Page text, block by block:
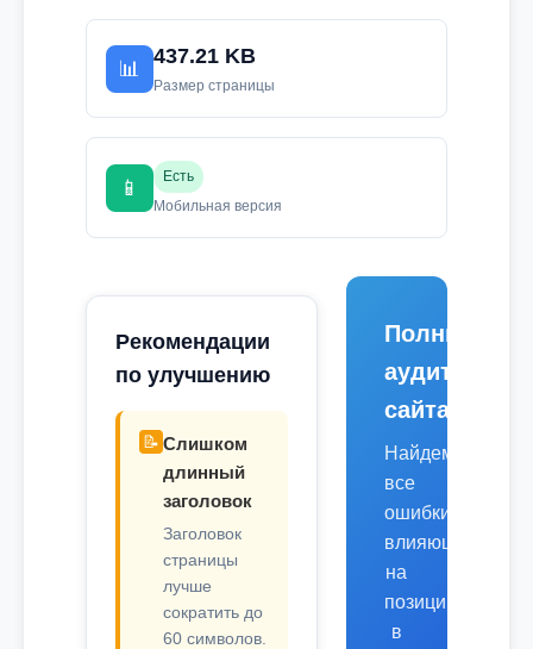
📊
437.21 KB
Размер страницы
📱
Есть
Мобильная версия
Рекомендации
по улучшению
📝 Слишком
длинный
заголовок
Заголовок
страницы
лучше
сократить до
60 символов.
Полный
аудит
сайта
Найдем
все
ошибки,
влияющие
на
позиции
в